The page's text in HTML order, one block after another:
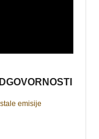
emisije